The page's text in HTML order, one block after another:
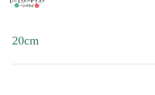
Ir
contenido
20cm